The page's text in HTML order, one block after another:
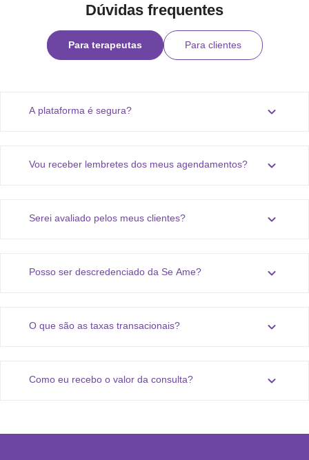
Dúvidas frequentes
Para terapeutas Para clientes
A plataforma é segura? expand_more
Vou receber lembretes dos meus agendamentos? expand_more
Serei avaliado pelos meus clientes? expand_more
Posso ser descredenciado da Se Ame? expand_more
O que são as taxas transacionais? expand_more
Como eu recebo o valor da consulta? expand_more